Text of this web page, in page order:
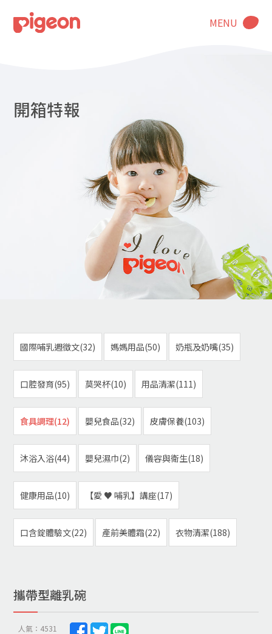
MENU
開箱特報
國際哺乳週徵文(32) 媽媽用品(50) 奶瓶及奶嘴(35)
口腔發育(95) 莫哭杯(10) 用品清潔(111)
食具調理(12) 嬰兒食品(32) 皮膚保養(103)
沐浴入浴(44) 嬰兒濕巾(2) 儀容與衛生(18)
健康用品(10) 【愛 ♥ 哺乳】講座(17)
口含錠體驗文(22) 產前美體霜(22) 衣物清潔(188)
攜帶型離乳碗
人氣：4531